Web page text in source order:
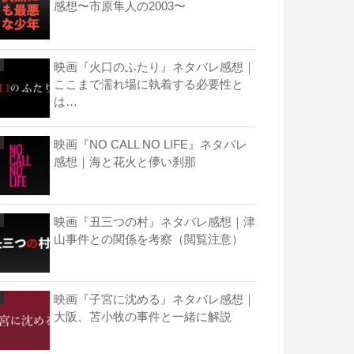
感想〜市原隼人の2003〜
映画『火口のふたり』ネタバレ感想｜
ここまで濡れ場に執着する必要性と
は…
映画『NO CALL NO LIFE』ネタバレ
感想｜海と花火と儚い刹那
映画『丑三つの村』ネタバレ感想｜津
山事件との関係を考察（閲覧注意）
映画『子宮に沈める』ネタバレ感想｜
大阪、苫小牧の事件と一緒に解説